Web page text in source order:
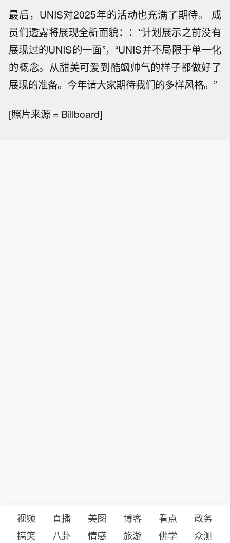
最后，UNIS对2025年的活动也充满了期待。 成
员们透露将展现全新面貌：：“计划展示之前没有
展现过的UNIS的一面”，“UNIS并不局限于单一化
的概念。从甜美可爱到酷飒帅气的样子都做好了
展现的准备。今年请大家期待我们的多样风格。”
[照片来源 = Billboard]
视频 直播 美图 博客 看点
政务
搞笑
八卦 情感 旅游 佛学 众测